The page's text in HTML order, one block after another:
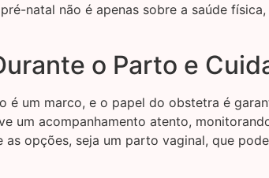
natal não é apenas sobre a saúde
o Parto e
é um marco, e o papel do obstetra é
um acompanhamento atento,
as opções, seja um parto vaginal, que